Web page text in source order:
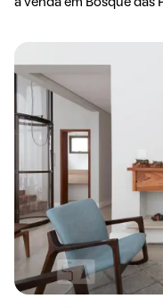
à venda em Bosque das